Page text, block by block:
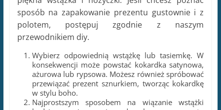
sposób na zapakowanie prezentu gustownie i z
polotem, postępuj zgodnie z naszym
przewodnikiem diy.
Wybierz odpowiednią wstążkę lub tasiemkę. W
konsekwencji może powstać kokardka satynowa,
ażurowa lub rypsowa. Możesz również spróbować
przewiązać prezent sznurkiem, tworząc kokardkę
w stylu boho.
Najprostszym sposobem na wiązanie wstążki